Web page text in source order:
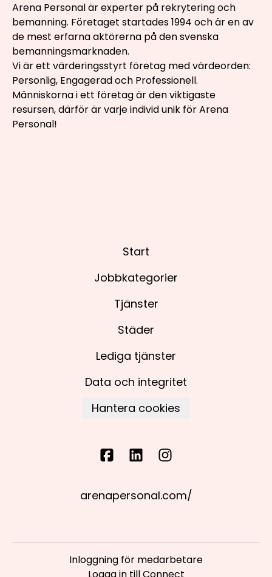
Arena Personal är experter på rekrytering och
bemanning. Företaget startades 1994 och är en av
de mest erfarna aktörerna på den svenska
bemanningsmarknaden.
Vi är ett värderingsstyrt företag med värdeorden:
Personlig, Engagerad och Professionell.
Människorna i ett företag är den viktigaste
resursen, därför är varje individ unik för Arena
Personal!
Start
Jobbkategorier
Tjänster
Städer
Lediga tjänster
Data och integritet
Hantera cookies
arenapersonal.com/
Inloggning för medarbetare
Logga in till Connect